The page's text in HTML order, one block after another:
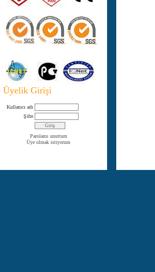
Üyelik Girişi
Kullanıcı adı
Şifre
Parolamı unuttum
Üye olmak istiyorum